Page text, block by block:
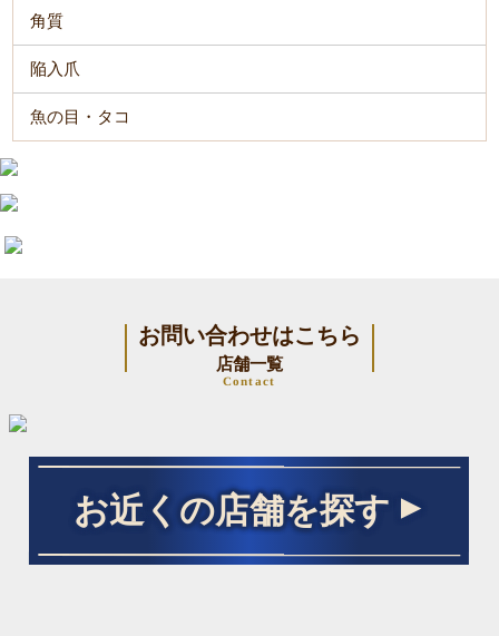
角質
陥入爪
魚の目・タコ
お問い合わせはこちら
店舗一覧
Contact
お近くの店舗を探す